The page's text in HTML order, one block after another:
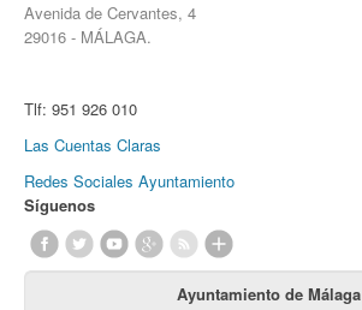
Avenida de Cervantes, 4
29016 - MÁLAGA.
Tlf: 951 926 010
Las Cuentas Claras
Redes Sociales Ayuntamiento
Síguenos
Ayuntamiento de Málaga